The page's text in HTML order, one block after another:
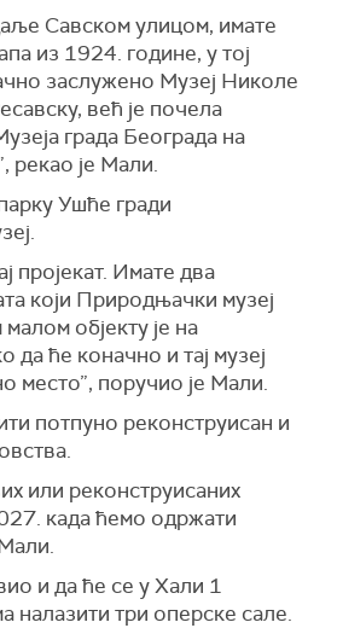
Савском улицом, имате
из 1924. године, у тој
заслужено Музеј Николе
већ је почела
града Београда на
рекао је Мали.
Ушће гради
пројекат. Имате два
који Природњачки музеј
објекту је на
да ће коначно и тај музеј
место”, поручио је Мали.
потпуно реконструисан и
или реконструисаних
када ћемо одржати
и да ће се у Хали 1
налазити три оперске сале.